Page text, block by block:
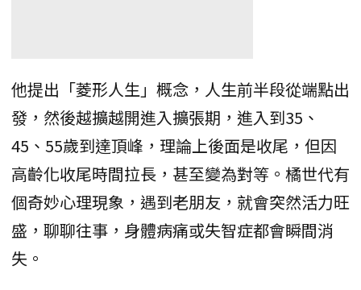
他提出「菱形人生」概念，人生前半段從端點出
發，然後越擴越開進入擴張期，進入到35、
45、55歲到達頂峰，理論上後面是收尾，但因
高齡化收尾時間拉長，甚至變為對等。橘世代有
個奇妙心理現象，遇到老朋友，就會突然活力旺
盛，聊聊往事，身體病痛或失智症都會瞬間消
失。